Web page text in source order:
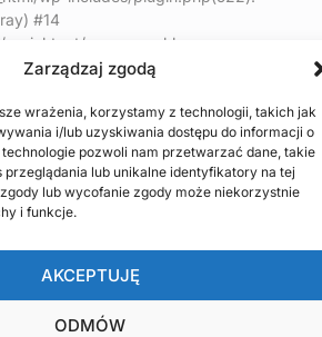
Zarządzaj zgodą
wrażenia, korzystamy z technologii, takich jak
i/lub uzyskiwania dostępu do informacji o
pozwoli nam przetwarzać dane, takie
lub unikalne identyfikatory na tej
lub wycofanie zgody może niekorzystnie
i funkcje.
AKCEPTUJĘ
ODMÓW
#14
naprawa-sklepow-
wp-includes/load.php(1308):
#16 {main} thrown in
projektnet/naprawa-sklepow-
wp-content/plugins/litespeed-
on line148